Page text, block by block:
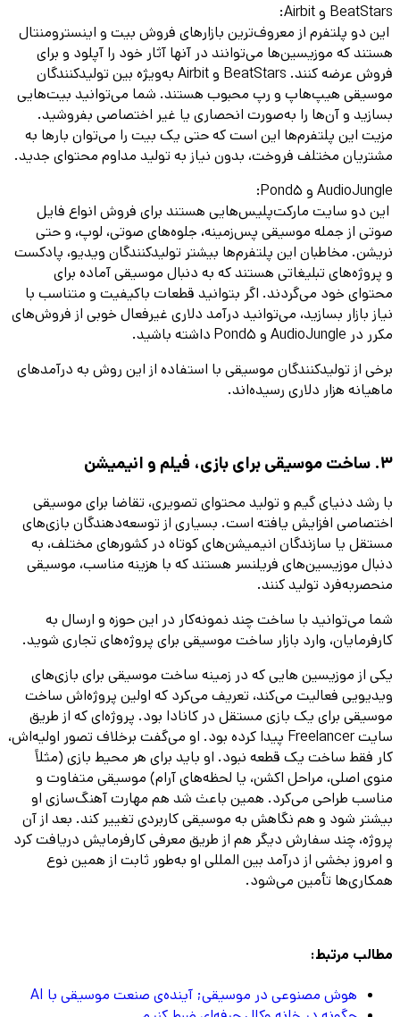
BeatStars و Airbit:
این دو پلتفرم از معروف‌ترین بازارهای فروش بیت و اینسترومنتال
هستند که موزیسین‌ها می‌توانند در آنها آثار خود را آپلود و برای
فروش عرضه کنند. BeatStars و Airbit به‌ویژه بین تولیدکنندگان
موسیقی هیپ‌هاپ و رپ محبوب هستند. شما می‌توانید بیت‌هایی
بسازید و آن‌ها را به‌صورت انحصاری یا غیر اختصاصی بفروشید.
مزیت این پلتفرم‌ها این است که حتی یک بیت را می‌توان بارها به
مشتریان مختلف فروخت، بدون نیاز به تولید مداوم محتوای جدید.
AudioJungle و Pond5:
این دو سایت مارکت‌پلیس‌هایی هستند برای فروش انواع فایل
صوتی از جمله موسیقی پس‌زمینه، جلوه‌های صوتی، لوپ، و حتی
نریشن. مخاطبان این پلتفرم‌ها بیشتر تولیدکنندگان ویدیو، پادکست
و پروژه‌های تبلیغاتی هستند که به دنبال موسیقی آماده برای
محتوای خود می‌گردند. اگر بتوانید قطعات باکیفیت و متناسب با
نیاز بازار بسازید، می‌توانید درآمد دلاری غیرفعال خوبی از فروش‌های
مکرر در AudioJungle و Pond5 داشته باشید.
برخی از تولیدکنندگان موسیقی با استفاده از این روش به درآمدهای
ماهیانه هزار دلاری رسیده‌اند.
3. ساخت موسیقی برای بازی، فیلم و انیمیشن
با رشد دنیای گیم و تولید محتوای تصویری، تقاضا برای موسیقی
اختصاصی افزایش یافته است. بسیاری از توسعه‌دهندگان بازی‌های
مستقل یا سازندگان انیمیشن‌های کوتاه در کشورهای مختلف، به
دنبال موزیسین‌های فریلنسر هستند که با هزینه مناسب، موسیقی
منحصر‌به‌فرد تولید کنند.
شما می‌توانید با ساخت چند نمونه‌کار در این حوزه و ارسال به
کارفرمایان، وارد بازار ساخت موسیقی برای پروژه‌های تجاری شوید.
یکی از موزیسین‌ هایی که در زمینه ساخت موسیقی برای بازی‌های
ویدیویی فعالیت می‌کند، تعریف می‌کرد که اولین پروژه‌اش ساخت
موسیقی برای یک بازی مستقل در کانادا بود. پروژه‌ای که از طریق
سایت Freelancer پیدا کرده بود. او می‌گفت برخلاف تصور اولیه‌اش،
کار فقط ساخت یک قطعه نبود. او باید برای هر محیط بازی (مثلاً
منوی اصلی، مراحل اکشن، یا لحظه‌های آرام) موسیقی متفاوت و
مناسب طراحی می‌کرد. همین باعث شد هم مهارت آهنگ‌سازی‌ او
بیشتر شود و هم نگاهش به موسیقی کاربردی تغییر کند. بعد از آن
پروژه، چند سفارش دیگر هم از طریق معرفی کارفرمایش دریافت کرد
و امروز بخشی از درآمد بین المللی او به‌طور ثابت از همین نوع
همکاری‌ها تأمین می‌شود.
مطالب مرتبط:
هوش مصنوعی در موسیقی; آینده‌ی صنعت موسیقی با AI